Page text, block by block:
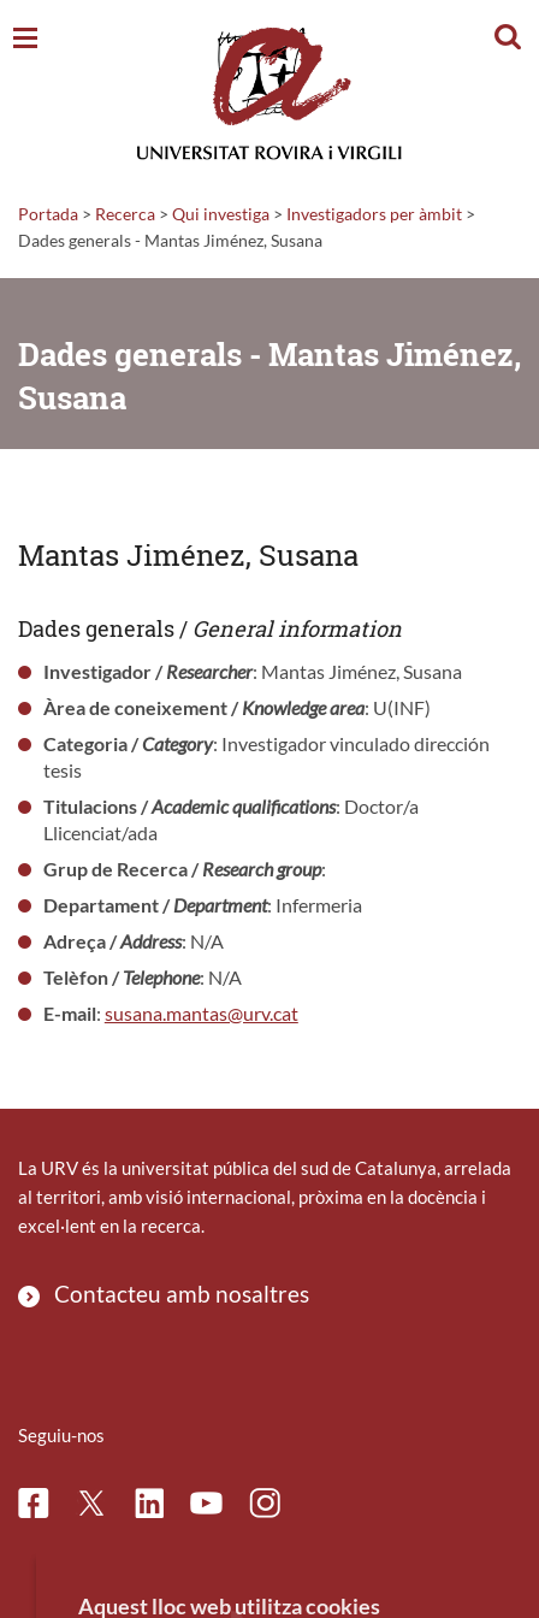
Portada > Recerca > Qui investiga > Investigadors per àmbit >
Dades generals - Mantas Jiménez, Susana
Dades generals - Mantas Jiménez,
Susana
Mantas Jiménez, Susana
Dades generals / General information
Investigador /Researcher: Mantas Jiménez, Susana
Àrea de coneixement /Knowledge area: U(INF)
Categoria /Category: Investigador vinculado dirección
tesis
Titulacions /Academic qualifications: Doctor/a
Llicenciat/ada
Grup de Recerca /Research group:
Departament /Department: Infermeria
Adreça /Address: N/A
Telèfon /Telephone: N/A
E-mail: susana.mantas@urv.cat
La URV és la universitat pública del sud de Catalunya, arrelada
al territori, amb visió internacional, pròxima en la docència i
excel·lent en la recerca.
Contacteu amb nosaltres
Seguiu-nos
FacebookTwitterLinkedinYoutubeInstagram
Aquest lloc web utilitza cookies